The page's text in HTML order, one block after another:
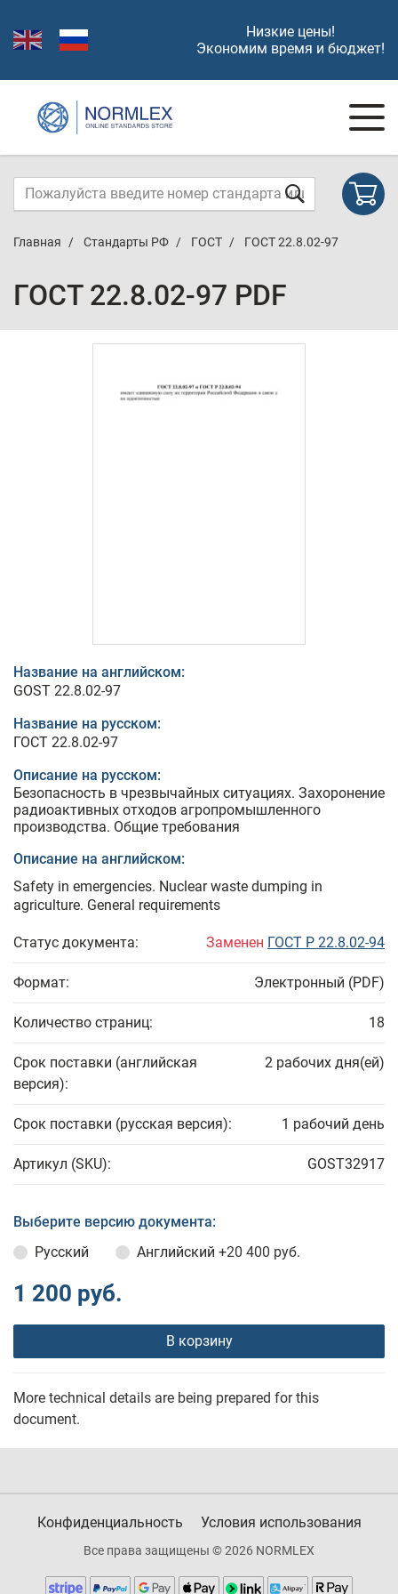
Низкие цены!
Экономим время и бюджет!
Главная Стандарты РФ ГОСТ ГОСТ 22.8.02-97
ГОСТ 22.8.02-97 PDF
Название на английском:
GOST 22.8.02-97
Название на русском:
ГОСТ 22.8.02-97
Описание на русском:
Безопасность в чрезвычайных ситуациях. Захоронение
радиоактивных отходов агропромышленного
производства. Общие требования
Описание на английском:
Safety in emergencies. Nuclear waste dumping in
agriculture. General requirements
Статус документа: Заменен ГОСТ Р 22.8.02-94
Формат: Электронный (PDF)
Количество страниц: 18
Срок поставки (английская
версия):
2 рабочих дня(ей)
Срок поставки (русская версия): 1 рабочий день
Артикул (SKU): GOST32917
Выберите версию документа:
Русский
Английский +20 400 руб.
1 200 руб.
В корзину
More technical details are being prepared for this
document.
Конфиденциальность Условия использования
Все права защищены © 2026 NORMLEX